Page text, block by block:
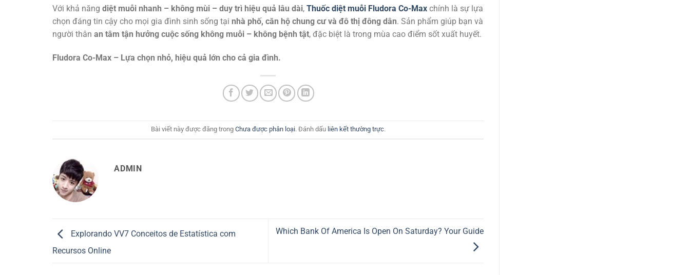
Với khả năng diệt muỗi nhanh – không mùi – duy trì hiệu quả lâu dài, Thuốc diệt muỗi Fludora Co-Max chính là sự lựa
chọn đáng tin cậy cho mọi gia đình sinh sống tại nhà phố, căn hộ chung cư và đô thị đông dân. Sản phẩm giúp bạn và
người thân an tâm tận hưởng cuộc sống không muỗi – không bệnh tật, đặc biệt là trong mùa cao điểm sốt xuất huyết.
Fludora Co-Max – Lựa chọn nhỏ, hiệu quả lớn cho cả gia đình.
Bài viết này được đăng trong Chưa được phân loại. Đánh dấu liên kết thường trực.
ADMIN
Explorando VV7 Conceitos de Estatística com
Recursos Online
Which Bank Of America Is Open On Saturday? Your Guide